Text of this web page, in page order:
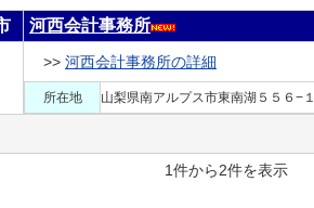
河西会計事務所
>> 河西会計事務所の詳細
所在地 山梨県南アルプス市東南湖５５６−１
1件から2件を表示